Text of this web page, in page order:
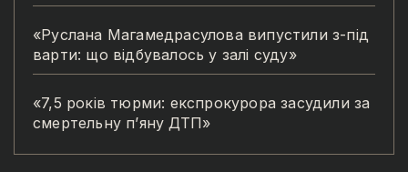
«Руслана Магамедрасулова випустили з-під
варти: що відбувалось у залі суду»
«7,5 років тюрми: експрокурора засудили за
смертельну п’яну ДТП»